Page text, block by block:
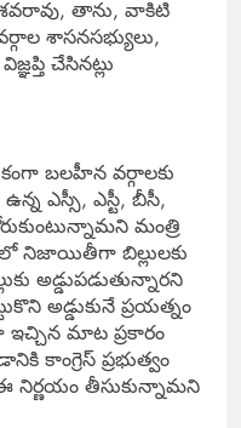
తాను, వాకిటి
శాసనసభ్యులు,
చేసినట్లు
బలహీన వర్గాలకు
ఎస్సీ, ఎస్టీ, బీసీ,
మంత్రి
నిజాయితీగా బిల్లులకు
అడ్డుపడుతున్నారని
అడ్డుకునే ప్రయత్నం
ఇచ్చిన మాట ప్రకారం
కాంగ్రెస్ ప్రభుత్వం
నిర్ణయం తీసుకున్నామని